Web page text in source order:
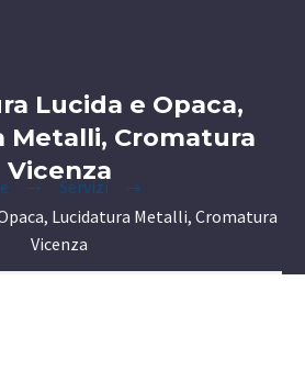
Lucida e Opaca,
Metalli, Cromatura
Vicenza
Servizi
Lucidatura Metalli, Cromatura
Vicenza